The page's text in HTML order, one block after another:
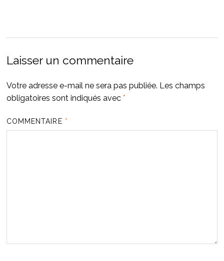
Laisser un commentaire
Votre adresse e-mail ne sera pas publiée. Les champs
obligatoires sont indiqués avec *
COMMENTAIRE *